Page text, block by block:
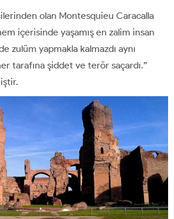
olan Montesquieu Caracalla
içerisinde yaşamış en zalim insan
zulüm yapmakla kalmazdı aynı
tarafına şiddet ve terör saçardı.”